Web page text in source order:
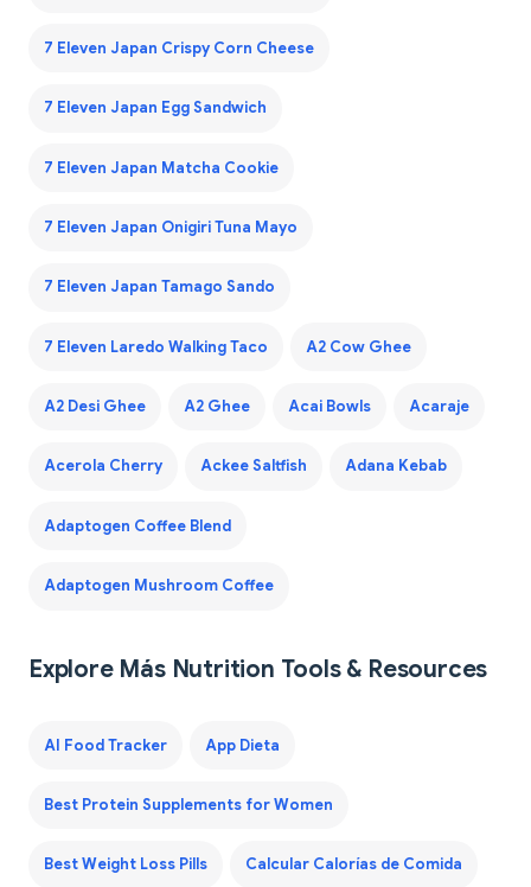
7 Eleven Japan Crispy Corn Cheese
7 Eleven Japan Egg Sandwich
7 Eleven Japan Matcha Cookie
7 Eleven Japan Onigiri Tuna Mayo
7 Eleven Japan Tamago Sando
7 Eleven Laredo Walking Taco A2 Cow Ghee
A2 Desi Ghee A2 Ghee Acai Bowls Acaraje
Acerola Cherry Ackee Saltfish Adana Kebab
Adaptogen Coffee Blend
Adaptogen Mushroom Coffee
Explore Más Nutrition Tools & Resources
AI Food Tracker App Dieta
Best Protein Supplements for Women
Best Weight Loss Pills Calcular Calorías de Comida